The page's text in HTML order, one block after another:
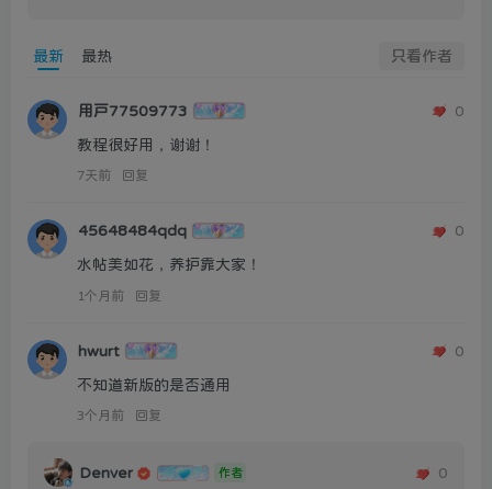
最新 最热 只看作者
用户77509773 0
教程很好用，谢谢！
7天前 回复
45648484qdq 0
水帖美如花，养护靠大家！
1个月前 回复
hwurt 0
不知道新版的是否通用
3个月前 回复
Denver 作者 0